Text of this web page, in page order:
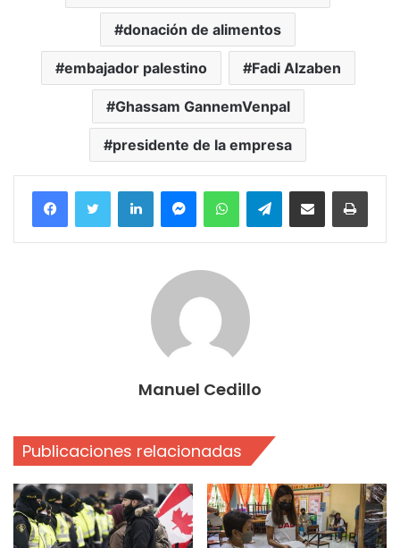
donación de alimentos
embajador palestino Fadi Alzaben
Ghassam GannemVenpal
presidente de la empresa
FacebookTwitter LinkedInMessengerWhatsAppTelegramCompartir por correo electrónico
Manuel Cedillo
Publicaciones relacionadas